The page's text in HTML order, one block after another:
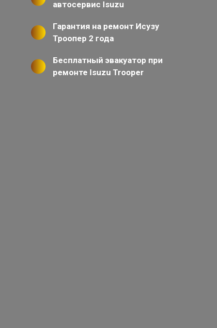
автосервис Isuzu
Гарантия на ремонт Исузу
Троопер 2 года
Бесплатный эвакуатор при
ремонте Isuzu Trooper